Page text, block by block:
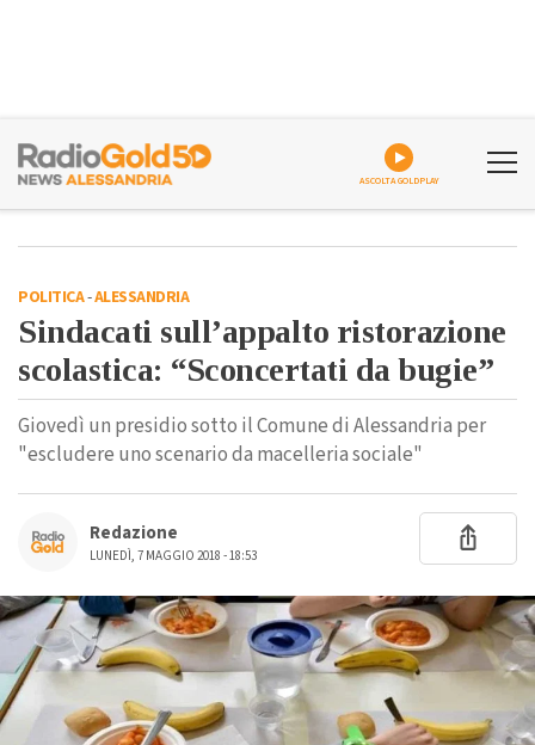
ASCOLTA GOLDPLAY
POLITICA-ALESSANDRIA
Sindacati sull’appalto ristorazione
scolastica: “Sconcertati da bugie”
Giovedì un presidio sotto il Comune di Alessandria per
"escludere uno scenario da macelleria sociale"
Redazione
LUNEDÌ, 7 MAGGIO 2018 - 18:53